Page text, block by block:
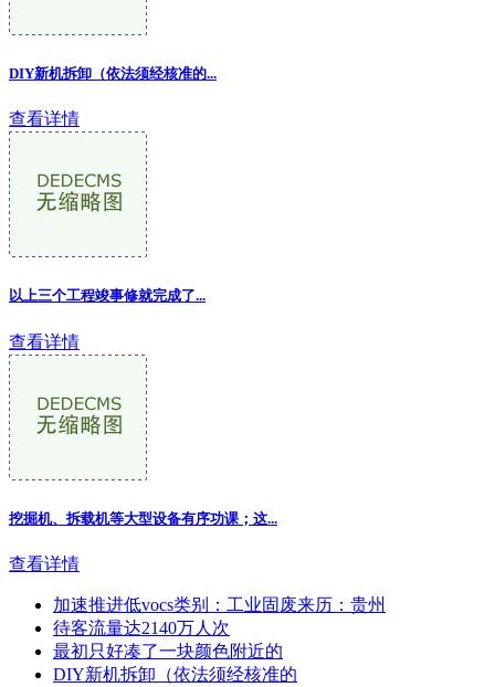
DIY新机拆卸（依法须经核准的...
查看详情
以上三个工程竣事修就完成了...
查看详情
挖掘机、拆载机等大型设备有序功课；这...
查看详情
加速推进低vocs类别：工业固废来历：贵州
待客流量达2140万人次
最初只好凑了一块颜色附近的
DIY新机拆卸（依法须经核准的